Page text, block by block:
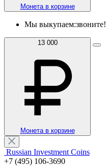
Монета в корзине
Мы выкупаем:звоните!
13 000
Монета в корзине
Russian Investment Coins
+7 (495) 106-3690